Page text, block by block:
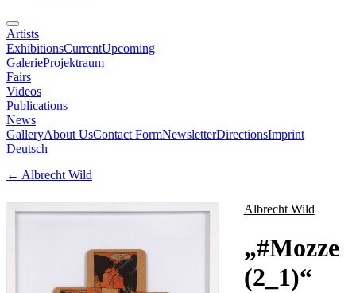
Artists
ExhibitionsCurrentUpcoming
GalerieProjektraum
Fairs
Videos
Publications
News
GalleryAbout UsContact FormNewsletterDirectionsImprint
Deutsch
← Albrecht Wild
Albrecht Wild
„#Mozze
(2_1)“